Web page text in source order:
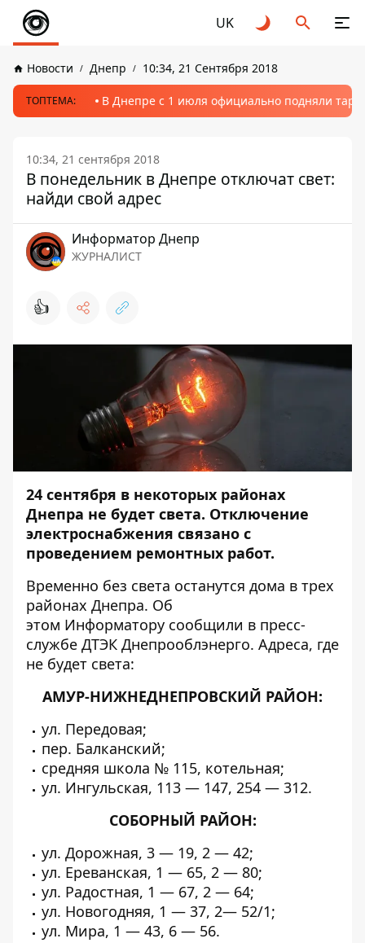
UK
Новости Днепр 10:34, 21 Сентября 2018
ТОПТЕМА: В Днепре с 1 июля официально подняли
10:34, 21 сентября 2018
В понедельник в Днепре отключат свет:
найди свой адрес
Информатор Днепр
ЖУРНАЛИСТ
👍
24 сентября в некоторых районах
Днепра не будет света. Отключение
электроснабжения связано с
проведением ремонтных работ.
Временно без света останутся дома в трех
районах Днепра. Об
этом Информатору сообщили в пресс-
службе ДТЭК Днепрооблэнерго. Адреса, где
не будет света:
АМУР-НИЖНЕДНЕПРОВСКИЙ РАЙОН:
ул. Передовая;
пер. Балканский;
средняя школа № 115, котельная;
ул. Ингульская, 113 — 147, 254 — 312.
СОБОРНЫЙ РАЙОН:
ул. Дорожная, 3 — 19, 2 — 42;
ул. Ереванская, 1 — 65, 2 — 80;
ул. Радостная, 1 — 67, 2 — 64;
ул. Новогодняя, 1 — 37, 2— 52/1;
ул. Мира, 1 — 43, 6 — 56.